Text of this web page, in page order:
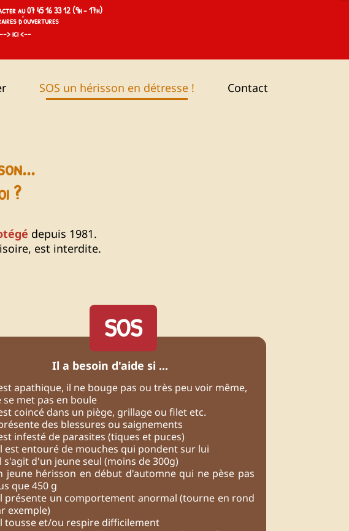
SOS un hérisson en détresse ! Contact
au07 45 16 33 12(9h - 17h)
d'ouvertures
>ici<--
?
depuis 1981.
est interdite.
SOS
Il a besoin d'aide si ...
apathique, il ne bouge pas ou très peu voir même,
se met pas en boule
coincé dans un piège, grillage ou filet etc.
des blessures ou saignements
infesté de parasites (tiques et puces)
est entouré de mouches qui pondent sur lui
s'agit d'un jeune seul (moins de 300g)
jeune hérisson en début d'automne qui ne pèse pas
que 450 g
présente un comportement anormal (tourne en rond
exemple)
tousse et/ou respire difficilement